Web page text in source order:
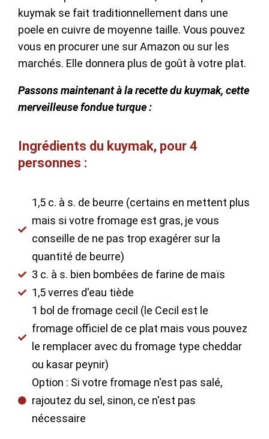
kuymak se fait traditionnellement dans une
poele en cuivre de moyenne taille. Vous pouvez
vous en procurer une sur Amazon ou sur les
marchés. Elle donnera plus de goût à votre plat.
Passons maintenant à la recette du kuymak, cette
merveilleuse fondue turque :
Ingrédients du kuymak, pour 4
personnes :
1,5 c. à s. de beurre (certains en mettent plus
mais si votre fromage est gras, je vous
conseille de ne pas trop exagérer sur la
quantité de beurre)
3 c. à s. bien bombées de farine de maïs
1,5 verres d'eau tiède
1 bol de fromage cecil (le Cecil est le
fromage officiel de ce plat mais vous pouvez
le remplacer avec du fromage type cheddar
ou kasar peynir)
Option : Si votre fromage n'est pas salé,
rajoutez du sel, sinon, ce n'est pas
nécessaire